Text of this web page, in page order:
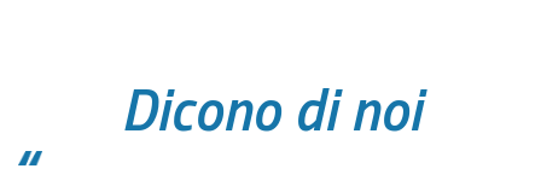
Dicono di noi